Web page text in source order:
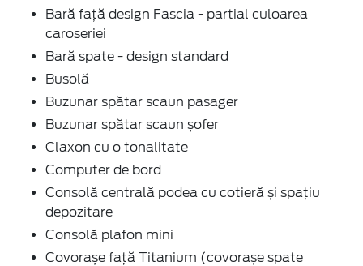
Bară față design Fascia - partial culoarea
caroseriei
Bară spate - design standard
Busolă
Buzunar spătar scaun pasager
Buzunar spătar scaun șofer
Claxon cu o tonalitate
Computer de bord
Consolă centrală podea cu cotieră și spațiu
depozitare
Consolă plafon mini
Covorașe față Titanium (covorașe spate